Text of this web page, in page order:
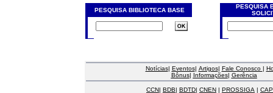
PESQUISA BIBLIOTECA BASE
PESQUISA
Notícias| Eventos| Artigos| Fale Conosco |
Bônus| Informações| Gerência
CCN| BDB| BDTD| CNEN | PROSSIGA |